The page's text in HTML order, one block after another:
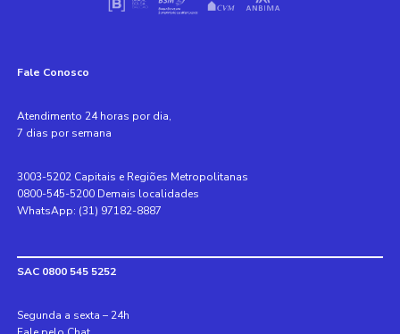
Fale Conosco
Atendimento 24 horas por dia,
7 dias por semana
3003-5202 Capitais e Regiões Metropolitanas
0800-545-5200 Demais localidades
WhatsApp: (31) 97182-8887
SAC 0800 545 5252
Segunda a sexta – 24h